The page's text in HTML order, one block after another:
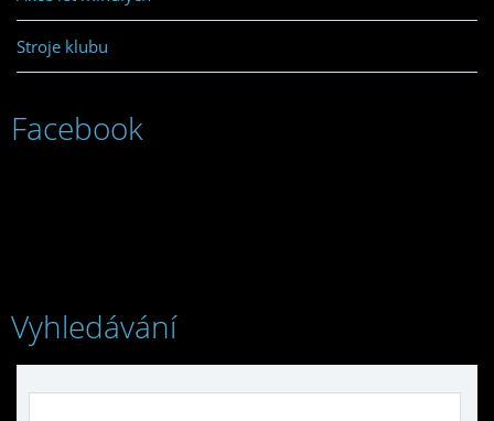
Stroje klubu
Facebook
Vyhledávání